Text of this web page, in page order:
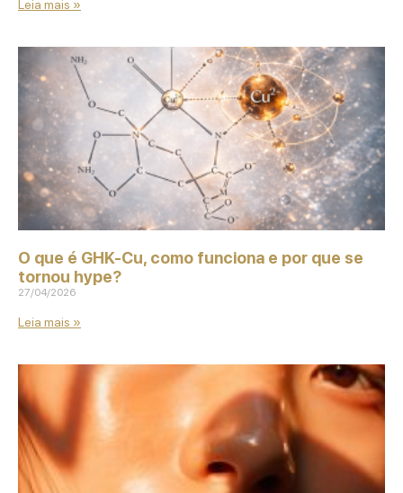
Leia mais »
O que é GHK‑Cu, como funciona e por que se
tornou hype?
27/04/2026
Leia mais »